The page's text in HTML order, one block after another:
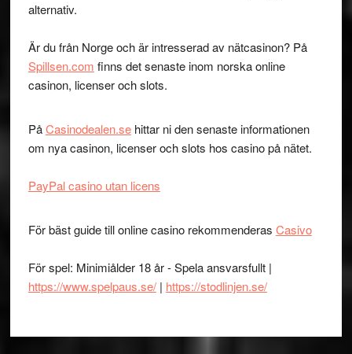
alternativ.
Är du från Norge och är intresserad av nätcasinon? På
Spillsen.com finns det senaste inom norska online
casinon, licenser och slots.
PåCasinodealen.sehittar ni den senaste informationen
om nya casinon, licenser och slots hos casino på nätet.
PayPal casino utan licens
För bäst guide till online casino rekommenderas Casivo
För spel: Minimiålder 18 år - Spela ansvarsfullt |
https://www.spelpaus.se/| https://stodlinjen.se/